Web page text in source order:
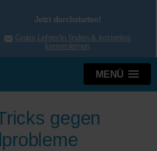
Jetzt durchstarten!
Gratis Lehrer/in finden & kostenlos
kennenlernen
MENÜ
gegen